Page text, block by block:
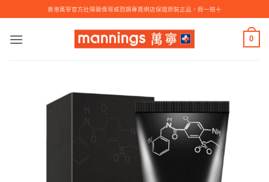
to
content
香港萬寧官方壯陽藥偉哥威而鋼專賣網店保證原裝正品，假一賠十
0